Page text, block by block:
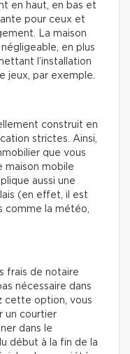
en haut, en bas et
pour ceux et
La maison
en plus
l’installation
jeux, par exemple.
construit en
strictes. Ainsi,
que vous
maison mobile
aussi une
(en effet, il est
comme la météo,
frais de notaire
nécessaire dans
cette option, vous
un courtier
dans le
début à la fin de la